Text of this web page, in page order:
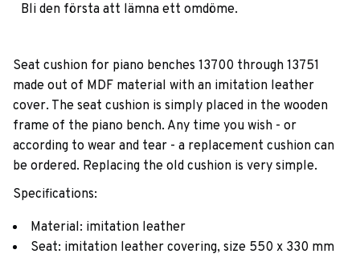
Bli den första att lämna ett omdöme.
Seat cushion for piano benches 13700 through 13751
made out of MDF material with an imitation leather
cover. The seat cushion is simply placed in the wooden
frame of the piano bench. Any time you wish - or
according to wear and tear - a replacement cushion can
be ordered. Replacing the old cushion is very simple.
Specifications:
Material: imitation leather
Seat: imitation leather covering, size 550 x 330 mm